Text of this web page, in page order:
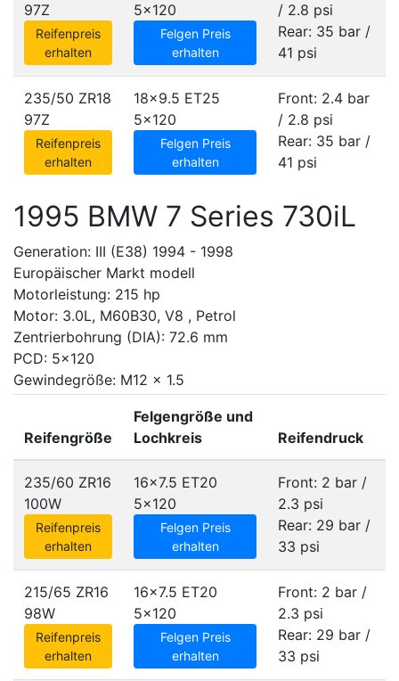
97Z
Reifenpreis
erhalten
5x120
Felgen Preis
erhalten
/ 2.8 psi
Rear: 35 bar /
41 psi
235/50 ZR18
97Z
Reifenpreis
erhalten
18x9.5 ET25
5x120
Felgen Preis
erhalten
Front: 2.4 bar
/ 2.8 psi
Rear: 35 bar /
41 psi
1995 BMW 7 Series 730iL
Generation: III (E38) 1994 - 1998
Europäischer Markt modell
Motorleistung: 215 hp
Motor: 3.0L, M60B30, V8 , Petrol
Zentrierbohrung (DIA): 72.6 mm
PCD: 5x120
Gewindegröße: M12 x 1.5
Reifengröße
Felgengröße und
Lochkreis
Reifendruck
235/60 ZR16
100W
Reifenpreis
erhalten
16x7.5 ET20
5x120
Felgen Preis
erhalten
Front: 2 bar /
2.3 psi
Rear: 29 bar /
33 psi
215/65 ZR16
98W
Reifenpreis
erhalten
16x7.5 ET20
5x120
Felgen Preis
erhalten
Front: 2 bar /
2.3 psi
Rear: 29 bar /
33 psi